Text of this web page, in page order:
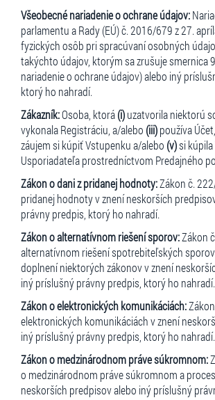
Všeobecné nariadenie o ochrane údajov:
parlamentu a Rady (EÚ) č. 2016/679 z 27.
fyzických osôb pri spracúvaní osobných
takýchto údajov, ktorým sa zrušuje smernica
nariadenie o ochrane údajov) alebo iný
ktorý ho nahradí.
Zákazník:Osoba, ktorá(i)uzatvorila niektorú
vykonala Registráciu, a/alebo (iii)používa
záujem si kúpiť Vstupenku a/alebo (v)si
Usporiadateľa prostredníctvom Predajného
Zákon o dani z pridanej hodnoty:Zákon č.
pridanej hodnoty v znení neskorších
právny predpis, ktorý ho nahradí.
Zákon o alternatívnom riešení sporov:Zákon
alternatívnom riešení spotrebiteľských sporov
doplnení niektorých zákonov v znení
iný príslušný právny predpis, ktorý ho nahradí.
Zákon o elektronických komunikáciách:
elektronických komunikáciách v znení
iný príslušný právny predpis, ktorý ho nahradí.
Zákon o medzinárodnom práve súkromnom:
o medzinárodnom práve súkromnom a
neskorších predpisov alebo iný príslušný